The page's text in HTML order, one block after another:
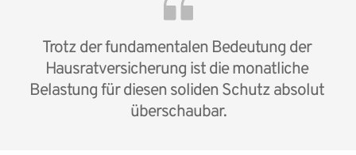
Trotz der fundamentalen Bedeutung der
Hausratversicherung ist die monatliche
Belastung für diesen soliden Schutz absolut
überschaubar.